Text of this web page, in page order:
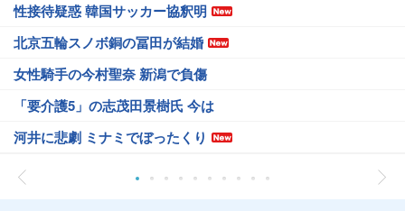
性接待疑惑 韓国サッカー協釈明
北京五輪スノボ銅の冨田が結婚
女性騎手の今村聖奈 新潟で負傷
「要介護5」の志茂田景樹氏 今は
河井に悲劇 ミナミでぼったくり